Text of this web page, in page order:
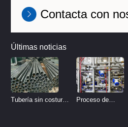
Contacta con
Últimas noticias
Tubería sin costura
Proceso de